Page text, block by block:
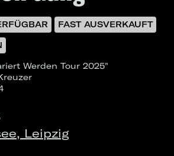
FAST AUSVERKAUFT
Werden Tour 2025"
Leipzig